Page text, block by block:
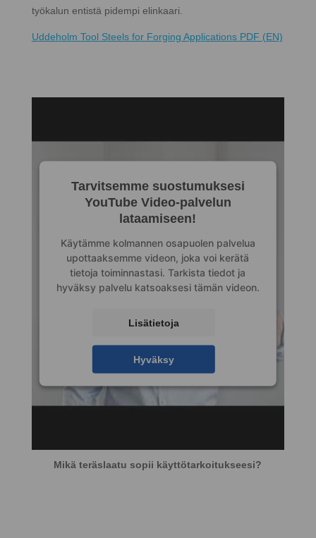
työkalun entistä pidempi elinkaari.
Uddeholm Tool Steels for Forging Applications PDF (EN)
Tarvitsemme suostumuksesi
YouTube Video-palvelun
lataamiseen!
Käytämme kolmannen osapuolen palvelua
upottaaksemme videon, joka voi kerätä
tietoja toiminnastasi. Tarkista tiedot ja
hyväksy palvelu katsoaksesi tämän videon.
Lisätietoja
Hyväksy
Mikä teräslaatu sopii käyttötarkoitukseesi?